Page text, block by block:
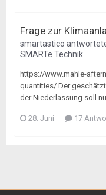
Frage zur
smartastico
SMARTe Technik
https://www.mahle-
quantities/ Der
der Niederlassung soll
28. Juni 17